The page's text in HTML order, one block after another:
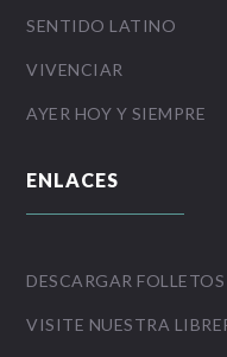
SENTIDO LATINO
VIVENCIAR
AYER HOY Y SIEMPRE
ENLACES
DESCARGAR
VISITE NUESTRA